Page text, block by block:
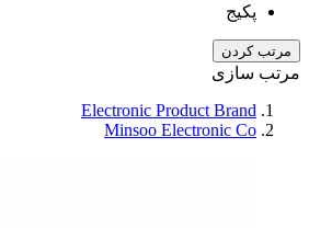
پکیج
مرتب کردن
مرتب سازی
Electronic Product Brand
Minsoo Electronic Co